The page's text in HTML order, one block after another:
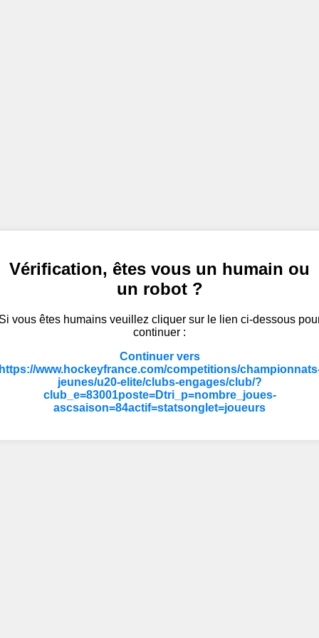
Vérification, êtes vous un humain ou
un robot ?
vous êtes humains veuillez cliquer sur le lien ci-dessous
continuer :
Continuer vers
www.hockeyfrance.com/competitions/
jeunes/u20-elite/clubs-engages/club/?
club_e=83001poste=Dtri_p=nombre_joues-
ascsaison=84actif=statsonglet=joueurs